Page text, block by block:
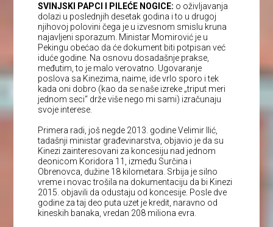
SVINJSKI PAPCI I PILEĆE NOGICE: o oživljavanja
dolazi u poslednjih desetak godina i to u drugoj
njihovoj polovini čega je u izvesnom smislu kruna
najavljeni sporazum. Ministar Momirović je u
Pekingu obećao da će dokument biti potpisan već
iduće godine. Na osnovu dosadašnje prakse,
međutim, to je malo verovatno. Ugovaranje
poslova sa Kinezima, naime, ide vrlo sporo i tek
kada oni dobro (kao da se naše izreke „triput meri
jednom seci“ drže više nego mi sami) izračunaju
svoje interese.
Primera radi, još negde 2013. godine Velimir Ilić,
tadašnji ministar građevinarstva, objavio je da su
Kinezi zainteresovani za koncesiju nad jednom
deonicom Koridora 11, između Surčina i
Obrenovca, dužine 18 kilometara. Srbija je silno
vreme i novac trošila na dokumentaciju da bi Kinezi
2015. objavili da odustaju od koncesije. Posle dve
godine za taj deo puta uzet je kredit, naravno od
kineskih banaka, vredan 208 miliona evra.